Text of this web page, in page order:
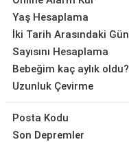
Yaş Hesaplama
İki Tarih Arasındaki Gün
Sayısını Hesaplama
Bebeğim kaç aylık oldu?
Uzunluk Çevirme
Posta Kodu
Son Depremler